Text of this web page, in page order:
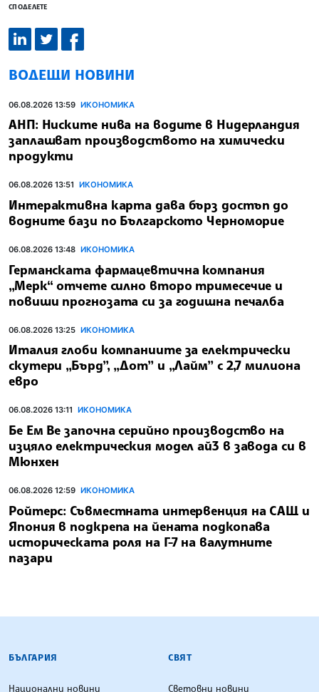
СПОДЕЛЕТЕ
ВОДЕЩИ НОВИНИ
06.08.2026 13:59 ИКОНОМИКА
АНП: Ниските нива на водите в Нидерландия
заплашват производството на химически
продукти
06.08.2026 13:51 ИКОНОМИКА
Интерактивна карта дава бърз достъп до
водните бази по Българското Черноморие
06.08.2026 13:48 ИКОНОМИКА
Германската фармацевтична компания
„Мерк“ отчете силно второ тримесечие и
повиши прогнозата си за годишна печалба
06.08.2026 13:25 ИКОНОМИКА
Италия глоби компаниите за електрически
скутери „Бърд”, „Дот” и „Лайм” с 2,7 милиона
евро
06.08.2026 13:11 ИКОНОМИКА
Бе Ем Ве започна серийно производство на
изцяло електрическия модел ай3 в завода си в
Мюнхен
06.08.2026 12:59 ИКОНОМИКА
Ройтерс: Съвместната интервенция на САЩ и
Япония в подкрепа на йената подкопава
историческата роля на Г-7 на валутните
пазари
БЪЛГАРСКА ТЕЛЕГРАФНА АГЕНЦИЯ
БЪЛГАРИЯ
Национални новини
СВЯТ
Световни новини